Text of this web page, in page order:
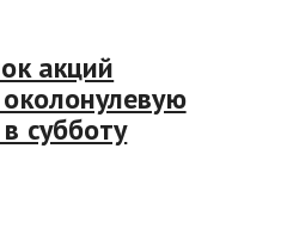
акций
субботу